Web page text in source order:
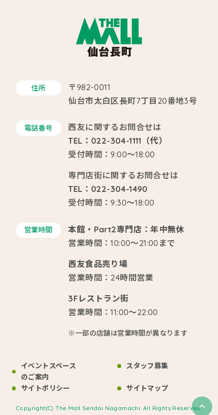
住所
〒982-0011
仙台市太白区長町7丁目20番地3号
電話番号
西友に関するお問合せは
TEL：022-304-1111（代）
受付時間：9:00～18:00
専門店街に関するお問合せは
TEL：022-304-1490
受付時間：9:30～18:00
営業時間
本館・Part2専門店：年中無休
営業時間：10:00～21:00まで
西友食品売り場
営業時間：24時間営業
3Fレストラン街
営業時間：11:00～22:00
※一部の店舗は営業時間が異なります
イベントスペース
のご案内
スタッフ募集
サイトポリシー サイトマップ
Copyright(C) The Mall Sendai Nagamachi. All Rights Reserved.